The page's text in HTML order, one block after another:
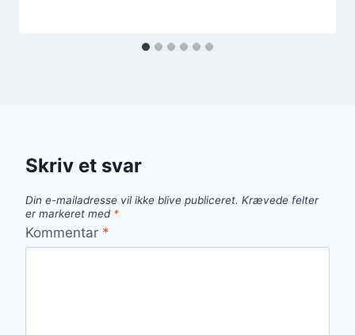
Skriv et svar
Din e-mailadresse vil ikke blive publiceret. Krævede felter
er markeret med *
Kommentar *